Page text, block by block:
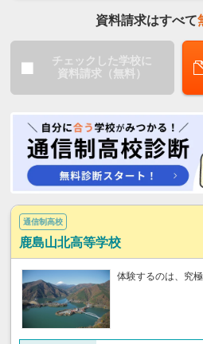
資料請求はすべて
チェックした学校に
資料請求（無料）
通信制高校
鹿島山北高等学校
体験するのは、究